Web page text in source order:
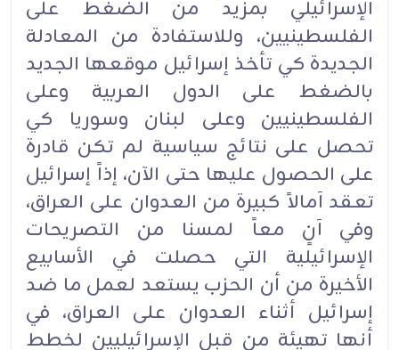
الإسرائيلي بمزيد من الضغط على
الفلسطينيين، وللاستفادة من المعادلة
الجديدة كي تأخذ إسرائيل موقعها الجديد
بالضغط على الدول العربية وعلى
الفلسطينيين وعلى لبنان وسوريا كي
تحصل على نتائج سياسية لم تكن قادرة
على الحصول عليها حتى الآن، إذاً إسرائيل
تعقد آمالاً كبيرة من العدوان على العراق،
وفي آنٍ معاً لمسنا من التصريحات
الإسرائيلية التي حصلت في الأسابيع
الأخيرة من أن الحزب يستعد لعمل ما ضد
إسرائيل أثناء العدوان على العراق، في
أنها تهيئة من قبل الإسرائيليين لخطط